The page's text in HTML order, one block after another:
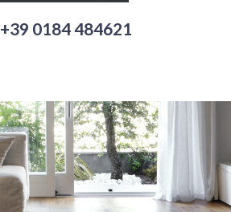
+39 0184 484621